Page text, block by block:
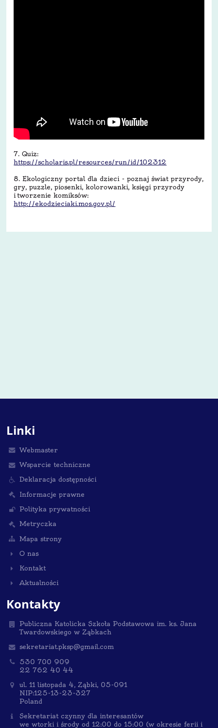
7. Quiz:
https://scholaris.pl/resources/run/id/102312
8. Ekologiczny portal dla dzieci - poznaj świat przyrody,
gry, puzzle, piosenki, kolorowanki, księgi przyrody
i tworzenie komiksów:
http://ekodzieciaki.mos.gov.pl/
Linki
Webmaster
Wsparcie techniczne
Deklaracja dostępności
Informacje prawne
Polityka prywatności
Metryczka
Mapa strony
O nas
Kontakt
Aktualności
Kontakty
Publiczna Katolicka Szkoła Podstawowa im. ks. Jana
Twardowskiego w Ząbkach
sekretariat.pksp@gmail.com
530 700 909
22 762 40 44
ul. 11 listopada 4, Ząbki, 05-091
NIP:125-13-23-327
Poland
Sekretariat czynny dla interesantów
we wtorki i środy od 12:00 do 15:00 (w okresie ferii i